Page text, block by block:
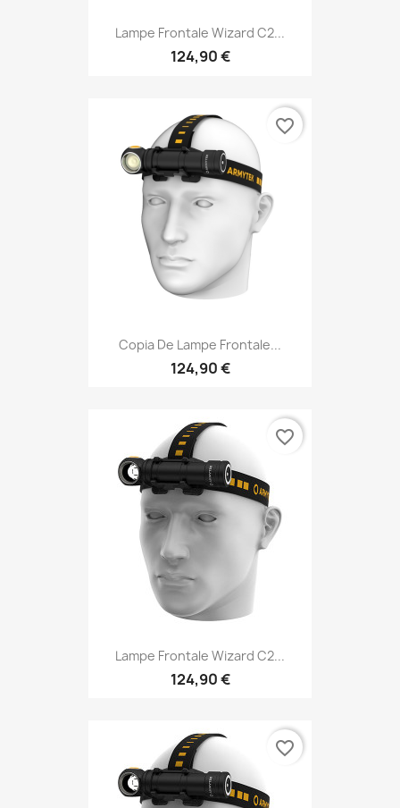
Lampe Frontale Wizard C2...
124,90 €
Copia De Lampe Frontale...
124,90 €
favorite_border
Lampe Frontale Wizard C2...
124,90 €
favorite_border
favorite_border